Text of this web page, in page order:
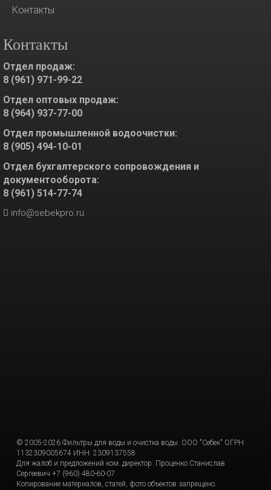
Контакты
Контакты
Отдел продаж:
8 (961) 971-99-22
Отдел оптовых продаж:
8 (964) 937-77-00
Отдел промышленной водоочистки:
8 (905) 494-10-01
Отдел бухгалтерского сопровождения и
документооборота:
8 (961) 514-77-74
info@sebekpro.ru
© 2005-2026 Фильтры для воды и очистка воды. ООО "Себек" ОГРН:
1132309005674 ИНН: 2309137558
Для жалоб и предложений ком. директор: Проценко Станислав
Сергеевич +7 (960) 480-60-07
Копирование материалов, статей, фото объектов запрещено.